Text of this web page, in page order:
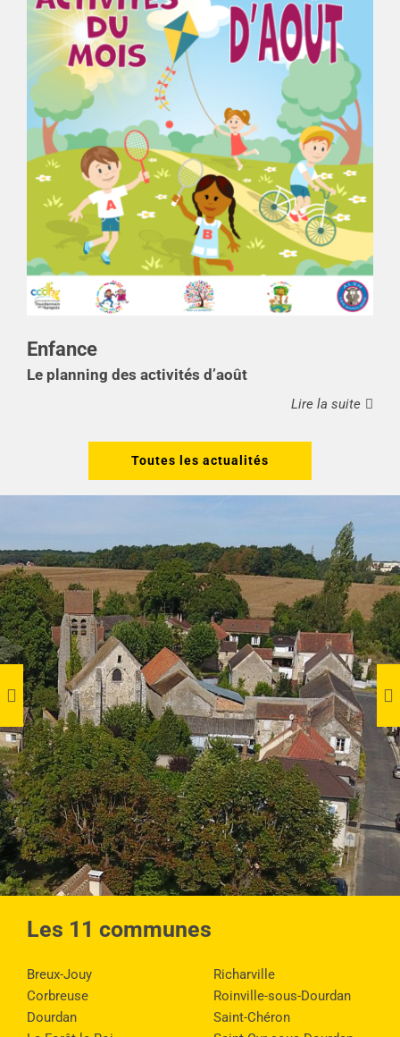
Enfance
Le planning des activités d’août
Lire la suite
Toutes les actualités
Les 11 communes
Breux-Jouy
Corbreuse
Dourdan
Richarville
Roinville-sous-Dourdan
Saint-Chéron